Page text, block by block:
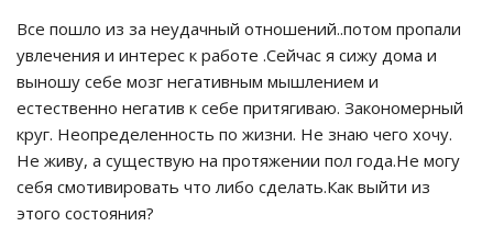
Все пошло из за неудачный отношений..потом пропали
увлечения и интерес к работе .Сейчас я сижу дома и
выношу себе мозг негативным мышлением и
естественно негатив к себе притягиваю. Закономерный
круг. Неопределенность по жизни. Не знаю чего хочу.
Не живу, а существую на протяжении пол года.Не могу
себя смотивировать что либо сделать.Как выйти из
этого состояния?